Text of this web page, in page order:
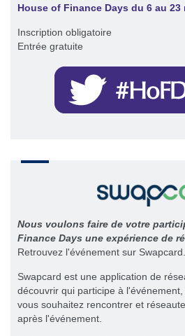
House of Finance Days du 6 au 23
Inscription obligatoire
Entrée gratuite
Nous voulons faire de votre
Finance Days une expérience de
Retrouvez l'événement sur Swapcard.
Swapcard est une application de
découvrir qui participe à
vous souhaitez rencontrer et
après l'événement.